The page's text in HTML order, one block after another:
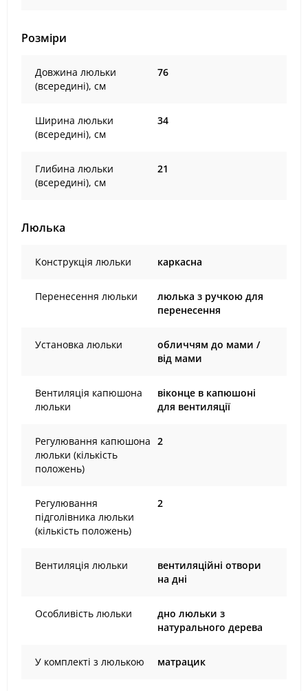
Розміри
Довжина люльки
(всередині), см
76
Ширина люльки
(всередині), см
34
Глибина люльки
(всередині), см
21
Люлька
Конструкція люльки каркасна
Перенесення люльки
люлька з ручкою для
перенесення
Установка люльки
обличчям до мами /
від мами
Вентиляція капюшона
люльки
віконце в капюшоні
для вентиляції
Регулювання капюшона
люльки (кількість
положень)
2
Регулювання
підголівника люльки
(кількість положень)
2
Вентиляція люльки
вентиляційні отвори
на дні
Особливість люльки
дно люльки з
натурального дерева
У комплекті з люлькою матрацик